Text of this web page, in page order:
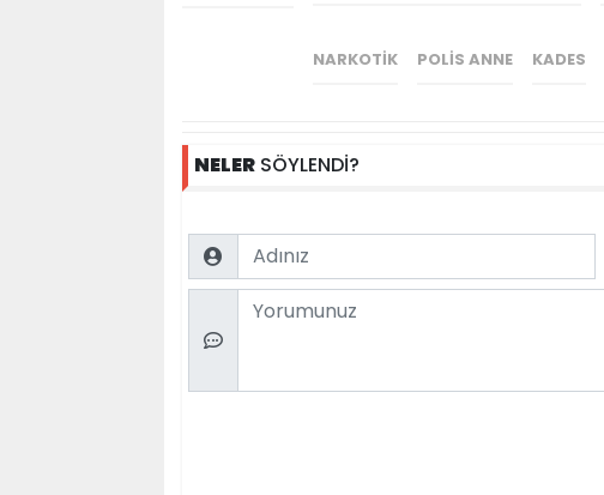
NARKOTIK POLIS ANNE KADES
NELERSÖYLENDİ?
Name
Comment